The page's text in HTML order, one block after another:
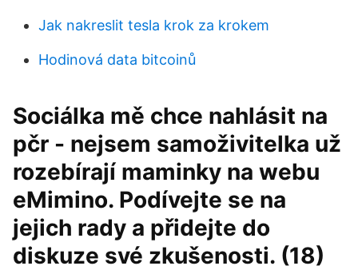
Jak nakreslit tesla krok za krokem
Hodinová data bitcoinů
Sociálka mě chce nahlásit na
pčr - nejsem samoživitelka už
rozebírají maminky na webu
eMimino. Podívejte se na
jejich rady a přidejte do
diskuze své zkušenosti. (18)